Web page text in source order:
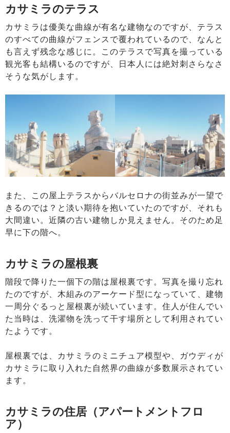
カサミラのテラス
カサミラは優美な曲線が有名な建物なのですが、テラス
のすべての曲線がフェンスで覆われているので、なんと
も言えず残念な感じに。このテラスで写真を撮っている
観光客も結構いるのですが、日本人には絶対刺さらなさ
そうな気がします。
また、この屋上テラスからバルセロナの街並みが一望で
きるのでは？と淡い期待を抱いていたのですが、それも
大間違い。近隣の古い建物しか見えません。そのため足
早に下の階へ。
カサミラの屋根裏
階段で降りた一個下の階は屋根裏です。写真を撮り忘れ
たのですが、木組みのアーケード型になっていて、建物
一周分ぐるっと屋根裏が続いています。住人が住んでい
た当時は、洗濯物を洗って干す場所として利用されてい
たようです。
屋根裏では、カサミラのミニチュア模型や、ガウディが
カサミラに取り入れた自然界の曲線が多数展示されてい
ます。
カサミラの住居（アパートメントフロ
ア）